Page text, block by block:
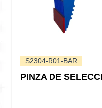
S2304-R01-BAR
PINZA DE